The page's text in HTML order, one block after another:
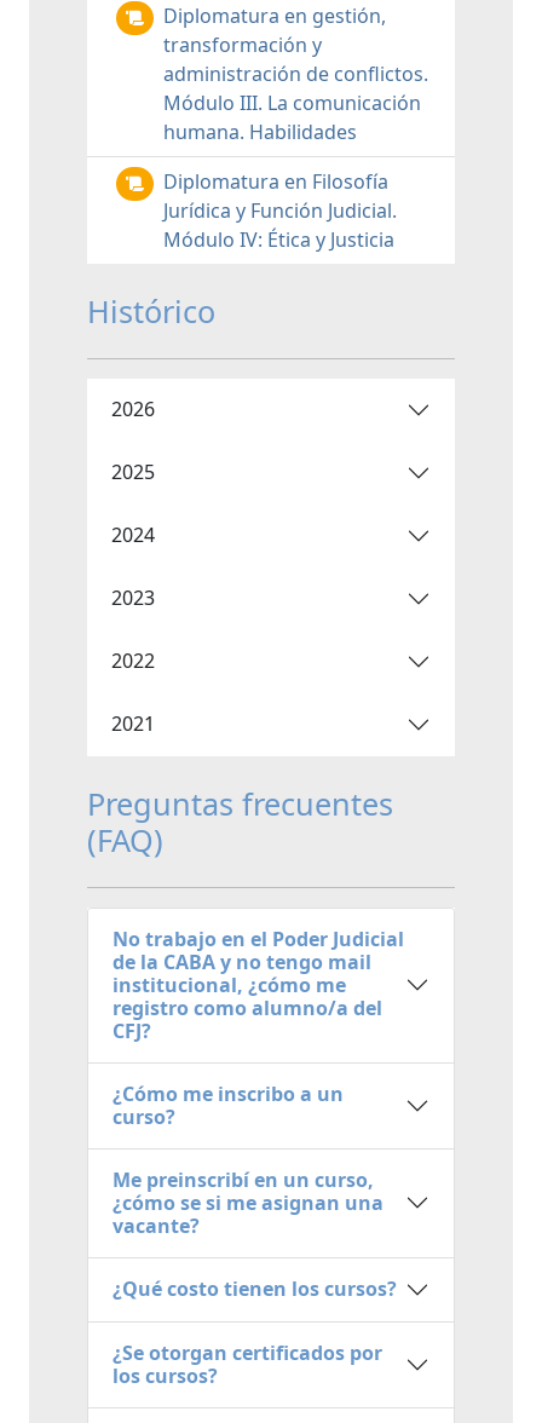
Diplomatura en gestión,
transformación y
administración de conflictos.
Módulo III. La comunicación
humana. Habilidades
Diplomatura en Filosofía
Jurídica y Función Judicial.
Módulo IV: Ética y Justicia
Histórico
2026
2025
2024
2023
2022
2021
Preguntas frecuentes
(FAQ)
No trabajo en el Poder Judicial
de la CABA y no tengo mail
institucional, ¿cómo me
registro como alumno/a del
CFJ?
¿Cómo me inscribo a un
curso?
Me preinscribí en un curso,
¿cómo se si me asignan una
vacante?
¿Qué costo tienen los cursos?
¿Se otorgan certificados por
los cursos?